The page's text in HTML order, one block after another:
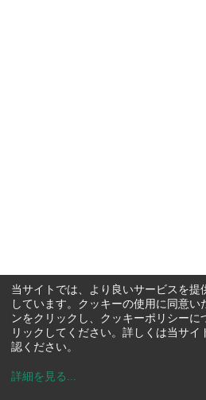
当サイトでは、より良いサービスを提
しています。クッキーの使用に同意い
ンをクリックし、クッキーポリシーに
リックしてください。詳しくは当サイ
認ください。
詳細を見る ...